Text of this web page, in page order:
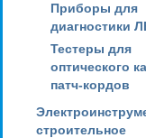
Приборы для
диагностики
Тестеры для
оптического
патч-кордов
строительное